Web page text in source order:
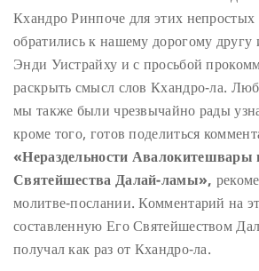
Кхандро Ринпоче для этих
обратились к нашему дорогому
Энди Уистрайху и с просьбой
раскрыть смысл слов Кхандро-ла.
мы также были чрезвычайно рады
кроме того, готов поделиться
«Нераздельности Авалокитешвары
Святейшества Далай-ламы»,
молитве-послании. Комментарий на
составленную Его Святейшеством
получал как раз от Кхандро-ла.